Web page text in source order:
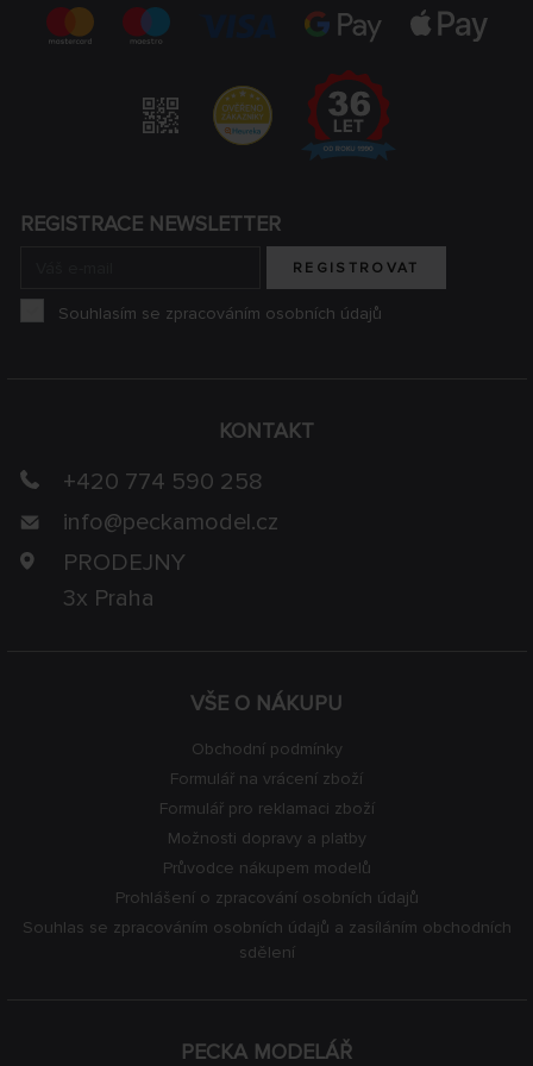
VŠE O NÁKUPU
Obchodní podmínky
Formulář na vrácení zboží
Formulář pro reklamaci zboží
Možnosti dopravy a platby
Průvodce nákupem modelů
Prohlášení o zpracování osobních údajů
Souhlas se zpracováním osobních údajů a zasíláním obchodních
sdělení
PECKA MODELÁŘ
KONTAKT
+420 774 590 258
info@peckamodel.cz
PRODEJNY
3x Praha
REGISTRACE NEWSLETTER
REGISTROVAT
Souhlasím se zpracováním osobních údajů